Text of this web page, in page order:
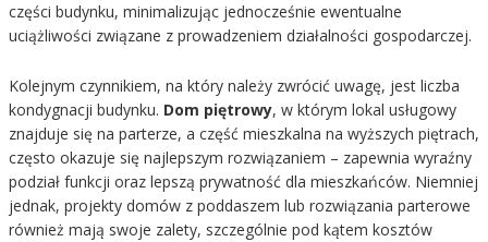
części budynku, minimalizując jednocześnie ewentualne
uciążliwości związane z prowadzeniem działalności gospodarczej.
Kolejnym czynnikiem, na który należy zwrócić uwagę, jest liczba
kondygnacji budynku. Dom piętrowy, w którym lokal usługowy
znajduje się na parterze, a część mieszkalna na wyższych piętrach,
często okazuje się najlepszym rozwiązaniem – zapewnia wyraźny
podział funkcji oraz lepszą prywatność dla mieszkańców. Niemniej
jednak, projekty domów z poddaszem lub rozwiązania parterowe
również mają swoje zalety, szczególnie pod kątem kosztów